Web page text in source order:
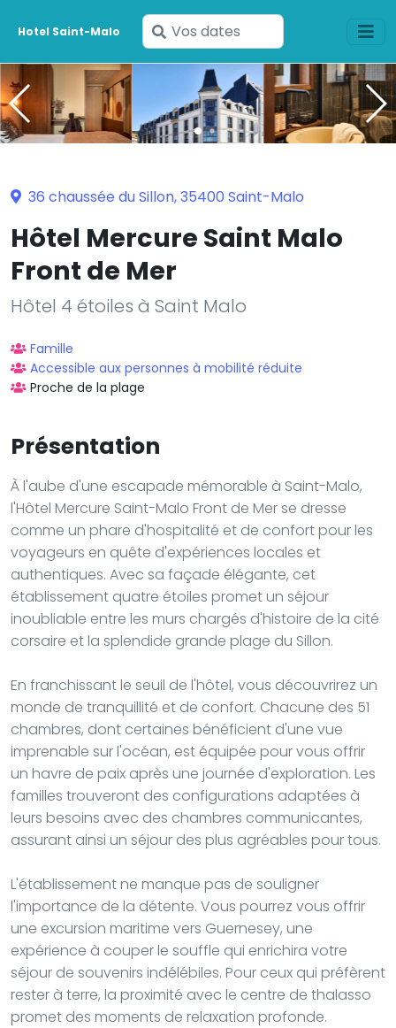
Hotel Saint-Malo
Saisissez
vos
dates
36 chaussée du Sillon, 35400 Saint-Malo
Hôtel Mercure Saint Malo
Front de Mer
Hôtel 4 étoiles à Saint Malo
Famille
Accessible aux personnes à mobilité réduite
Proche de la plage
Présentation
À l'aube d'une escapade mémorable à Saint-Malo,
l'Hôtel Mercure Saint-Malo Front de Mer se dresse
comme un phare d'hospitalité et de confort pour les
voyageurs en quête d'expériences locales et
authentiques. Avec sa façade élégante, cet
établissement quatre étoiles promet un séjour
inoubliable entre les murs chargés d'histoire de la cité
corsaire et la splendide grande plage du Sillon.
En franchissant le seuil de l'hôtel, vous découvrirez un
monde de tranquillité et de confort. Chacune des 51
chambres, dont certaines bénéficient d'une vue
imprenable sur l'océan, est équipée pour vous offrir
un havre de paix après une journée d'exploration. Les
familles trouveront des configurations adaptées à
leurs besoins avec des chambres communicantes,
assurant ainsi un séjour des plus agréables pour tous.
L'établissement ne manque pas de souligner
l'importance de la détente. Vous pourrez vous offrir
une excursion maritime vers Guernesey, une
expérience à couper le souffle qui enrichira votre
séjour de souvenirs indélébiles. Pour ceux qui préfèrent
rester à terre, la proximité avec le centre de thalasso
promet des moments de relaxation profonde.